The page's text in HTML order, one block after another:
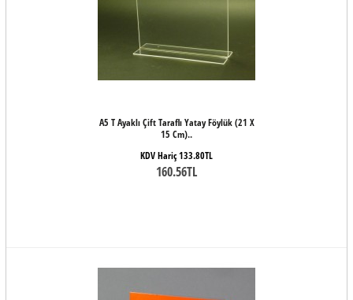
A5 T Ayaklı Çift Taraflı Yatay Föylük (21 X
15 Cm)..
KDV Hariç 133.80TL
160.56TL